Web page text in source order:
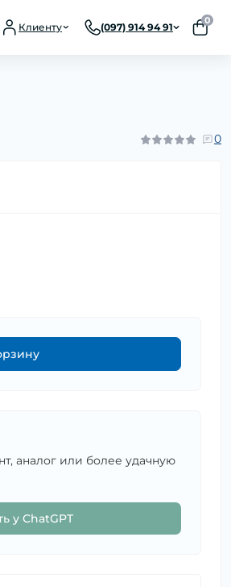
Клиенту (097) 914 94 91
0
0
аналог или более удачную
у ChatGPT